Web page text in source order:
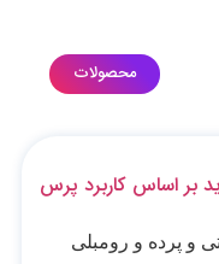
محصولات
بر اساس کاربرد پرس
و پرده و رومبلی